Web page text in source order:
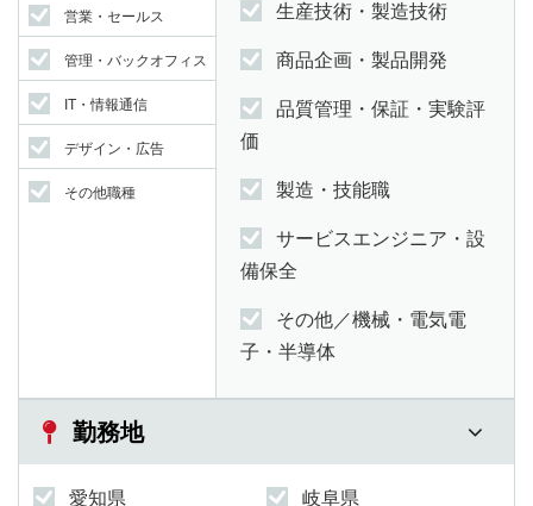
営業・セールス
管理・バックオフィス
IT・情報通信
デザイン・広告
その他職種
生産技術・製造技術
商品企画・製品開発
品質管理・保証・実験評
価
製造・技能職
サービスエンジニア・設
備保全
その他／機械・電気電
子・半導体
勤務地
愛知県
岐阜県